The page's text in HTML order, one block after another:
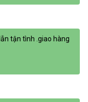
tận tình .giao hàng